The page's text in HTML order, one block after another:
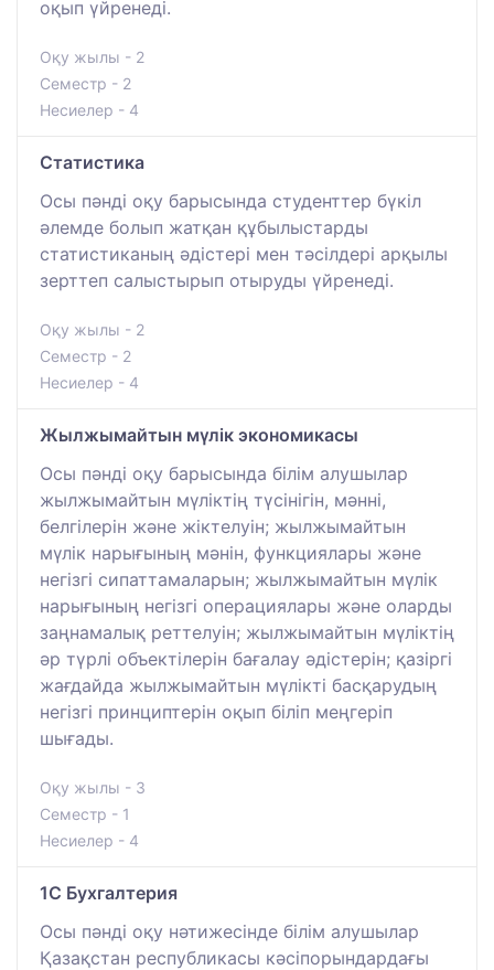
оқып үйренеді.
Оқу жылы - 2
Семестр - 2
Несиелер - 4
Статистика
Осы пәнді оқу барысында студенттер бүкіл
әлемде болып жатқан құбылыстарды
статистиканың әдістері мен тәсілдері арқылы
зерттеп салыстырып отыруды үйренеді.
Оқу жылы - 2
Семестр - 2
Несиелер - 4
Жылжымайтын мүлік экономикасы
Осы пәнді оқу барысында білім алушылар
жылжымайтын мүліктің түсінігін, мәнні,
белгілерін және жіктелуін; жылжымайтын
мүлік нарығының мәнін, функциялары және
негізгі сипаттамаларын; жылжымайтын мүлік
нарығының негізгі операциялары және оларды
заңнамалық реттелуін; жылжымайтын мүліктің
әр түрлі объектілерін бағалау әдістерін; қазіргі
жағдайда жылжымайтын мүлікті басқарудың
негізгі принциптерін оқып біліп меңгеріп
шығады.
Оқу жылы - 3
Семестр - 1
Несиелер - 4
1С Бухгалтерия
Осы пәнді оқу нәтижесінде білім алушылар
Қазақстан республикасы кәсіпорындардағы